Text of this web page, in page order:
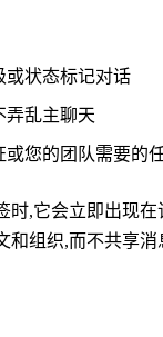
或状态标记对话
弄乱主聊天
或您的团队需要的
时,它会立即出现
组织,而不共享消